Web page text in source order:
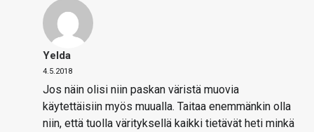
Yelda
4.5.2018
Jos näin olisi niin paskan väristä muovia
käytettäisiin myös muualla. Taitaa enemmänkin olla
niin, että tuolla värityksellä kaikki tietävät heti minkä